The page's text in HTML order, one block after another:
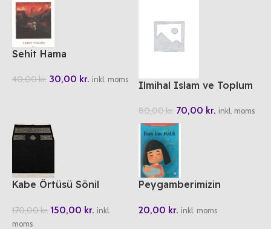
Sehit Hama
40,00kr. 30,00 kr. inkl. moms
Ilmihal Islam ve Toplum
80,00kr. 70,00 kr. inkl. moms
Kabe Örtüsü Sönil
170,00kr. 150,00 kr. inkl.
moms
Peygamberimizin
Malik
20,00 kr. inkl. moms